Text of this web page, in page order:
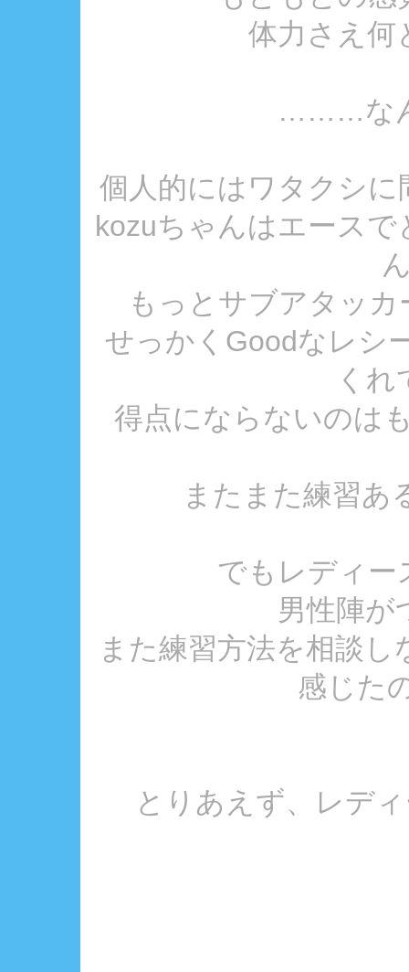
体力さえ何
………な
個人的にはワタクシ
kozuちゃんはエース
もっとサブアタッ
せっかくGoodなレシ
くれ
得点にならないのは
またまた練習
でもレディー
男性陣が
また練習方法を相談
感じた
とりあえず、レデ